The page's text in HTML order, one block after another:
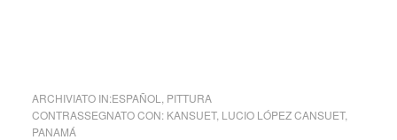
ARCHIVIATO IN:ESPAÑOL
PITTURA
CONTRASSEGNATO CON: KANSUET, LUCIO LÓPEZ CANSUET,
PANAMÁ